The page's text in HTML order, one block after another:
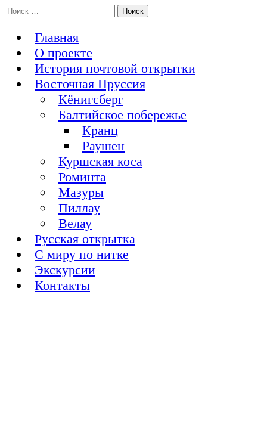
Перейти
к
История Восточной Пруссии в почтовых открытках и не
Поиск:
Главная
О проекте
История почтовой открытки
Восточная Пруссия
Кёнигсберг
Балтийское побережье
Кранц
Раушен
Куршская коса
Роминта
Мазуры
Пиллау
Велау
Русская открытка
С миру по нитке
Экскурсии
Контакты